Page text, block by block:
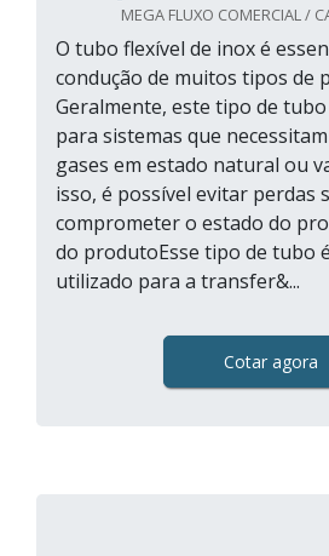
MEGA FLUXO COMERCIAL /
O tubo flexível de inox é
condução de muitos tipos de
Geralmente, este tipo de
para sistemas que
gases em estado natural ou
isso, é possível evitar perdas
comprometer o estado do
do produtoEsse tipo de tubo
utilizado para a transfer&...
Cotar agora